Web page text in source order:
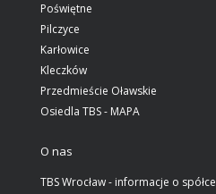
Poświętne
Pilczyce
Karłowice
Kleczków
Przedmieście Oławskie
Osiedla TBS - MAPA
O nas
TBS Wrocław - informacje o spółce